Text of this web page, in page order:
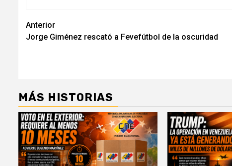
Navegación
de
Anterior
Jorge Giménez rescató a Fevefútbol de la oscuridad
MÁS HISTORIAS